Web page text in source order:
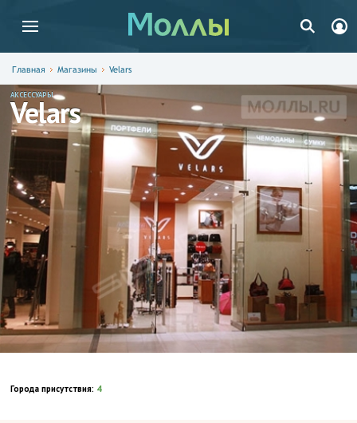
Главная Магазины Velars
АКСЕССУАРЫ
Velars
Города присутствия: 4